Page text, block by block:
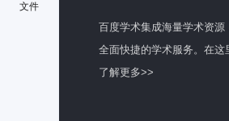
文件
百度学术集成海量学术资
全面快捷的学术服务。在这
了解更多>>